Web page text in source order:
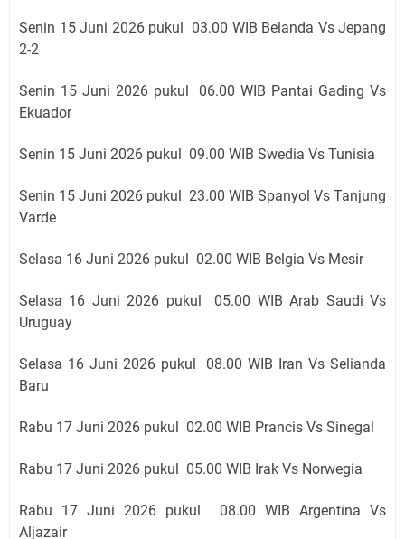
Senin 15 Juni 2026 pukul 03.00 WIB Belanda Vs Jepang
2-2
Senin 15 Juni 2026 pukul 06.00 WIB Pantai Gading Vs
Ekuador
Senin 15 Juni 2026 pukul 09.00 WIB Swedia Vs Tunisia
Senin 15 Juni 2026 pukul 23.00 WIB Spanyol Vs Tanjung
Varde
Selasa 16 Juni 2026 pukul 02.00 WIB Belgia Vs Mesir
Selasa 16 Juni 2026 pukul 05.00 WIB Arab Saudi Vs
Uruguay
Selasa 16 Juni 2026 pukul 08.00 WIB Iran Vs Selianda
Baru
Rabu 17 Juni 2026 pukul 02.00 WIB Prancis Vs Sinegal
Rabu 17 Juni 2026 pukul 05.00 WIB Irak Vs Norwegia
Rabu 17 Juni 2026 pukul 08.00 WIB Argentina Vs
Aljazair